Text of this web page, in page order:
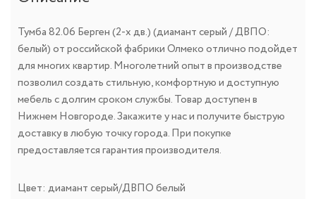
Тумба 82.06 Берген (2-х дв.) (диамант серый / ДВПО:
белый) от российской фабрики Олмеко отлично подойдет
для многих квартир. Многолетний опыт в производстве
позволил создать стильную, комфортную и доступную
мебель с долгим сроком службы. Товар доступен в
Нижнем Новгороде. Закажите у нас и получите быструю
доставку в любую точку города. При покупке
предоставляется гарантия производителя.
Цвет: диамант серый/ДВПО белый